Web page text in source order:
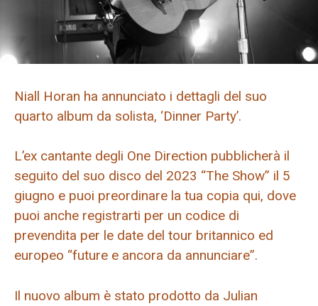
Niall Horan ha annunciato i dettagli del suo
quarto album da solista, ‘Dinner Party’.
L’ex cantante degli One Direction pubblicherà il
seguito del suo disco del 2023 “The Show” il 5
giugno e puoi preordinare la tua copia qui, dove
puoi anche registrarti per un codice di
prevendita per le date del tour britannico ed
europeo “future e ancora da annunciare”.
Il nuovo album è stato prodotto da Julian